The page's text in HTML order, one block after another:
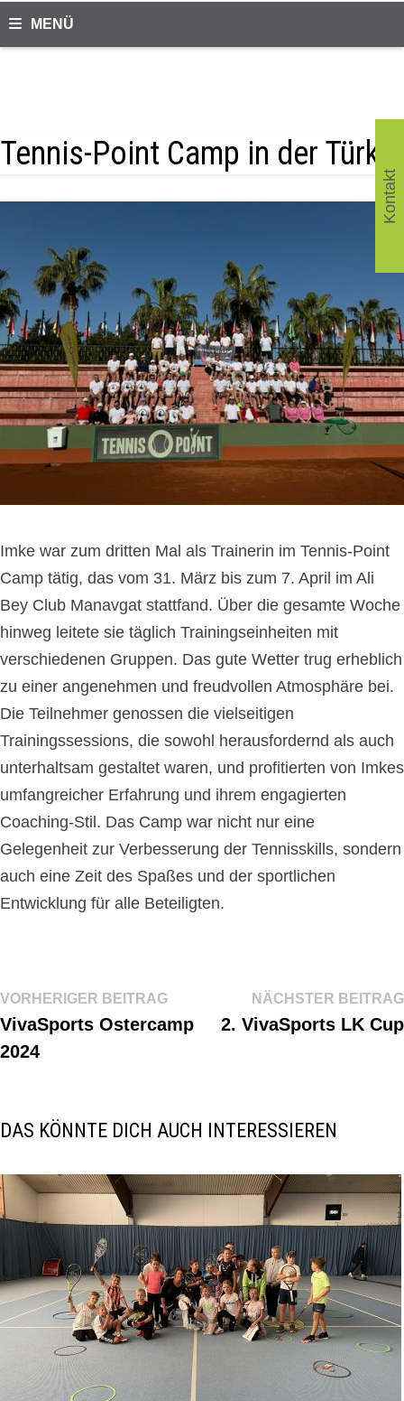
MENÜ
Tennis-Point Camp in der Türkei
Imke war zum dritten Mal als Trainerin im Tennis-Point
Camp tätig, das vom 31. März bis zum 7. April im Ali
Bey Club Manavgat stattfand. Über die gesamte Woche
hinweg leitete sie täglich Trainingseinheiten mit
verschiedenen Gruppen. Das gute Wetter trug erheblich
zu einer angenehmen und freudvollen Atmosphäre bei.
Die Teilnehmer genossen die vielseitigen
Trainingssessions, die sowohl herausfordernd als auch
unterhaltsam gestaltet waren, und profitierten von Imkes
umfangreicher Erfahrung und ihrem engagierten
Coaching-Stil. Das Camp war nicht nur eine
Gelegenheit zur Verbesserung der Tennisskills, sondern
auch eine Zeit des Spaßes und der sportlichen
Entwicklung für alle Beteiligten.
Beitragsnavigation
VORHERIGER BEITRAGVorheriger
Beitrag:
VivaSports Ostercamp
2024
NÄCHSTER BEITRAG
2. VivaSports LK Cup
DAS KÖNNTE DICH AUCH INTERESSIEREN
Kontakt